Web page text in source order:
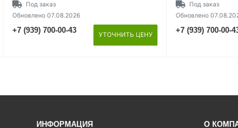
Под заказ
Обновлено 07.08.2026
+7 (939) 700-00-43
УТОЧНИТЬ ЦЕНУ
Под заказ
Обновлено
+7 (939) 700-00-
ИНФОРМАЦИЯ О